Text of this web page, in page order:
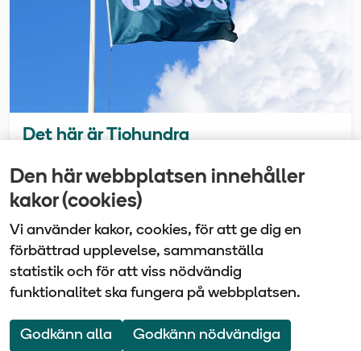
Den här webbplatsen innehåller
kakor (cookies)
Vi använder kakor, cookies, för att ge dig en
förbättrad upplevelse, sammanställa
statistik och för att viss nödvändig
funktionalitet ska fungera på webbplatsen.
Godkänn alla Godkänn nödvändiga
Det här är Tiohundra
samma företag gör vårdbolaget Tiohundra
unikt i Sverige.
Vårdbolaget Tiohundra | Box 905 | 761 29 Norrtälje
| Tel: 0176-10 100